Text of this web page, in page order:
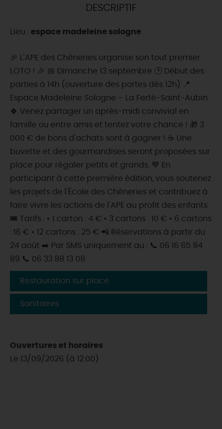
CE WEEK-END
CETTE SEMAINE
DESCRIPTIF
Lieu : espace madeleine sologne
🎉 L'APE des Chêneries organise son tout premier
LOTO ! 🎉 📅 Dimanche 13 septembre 🕑 Début des
parties à 14h (ouverture des portes dès 12h) 📍
Espace Madeleine Sologne – La Ferté-Saint-Aubin
🍀 Venez partager un après-midi convivial en
famille ou entre amis et tentez votre chance ! 🎁 3
000 € de bons d'achats sont à gagner ! ☕ Une
buvette et des gourmandises seront proposées sur
place pour régaler petits et grands. 💙 En
participant à cette première édition, vous soutenez
les projets de l'École des Chêneries et contribuez à
faire vivre les actions de l'APE au profit des enfants.
🎟️ Tarifs : • 1 carton : 4 € • 3 cartons : 10 € • 6 cartons
: 16 € • 12 cartons : 25 € 📲 Réservations à partir du
24 août ➡️ Par SMS uniquement au : 📞 06 16 65 84
89 📞 06 33 88 13 08
Restauration sur place
Sanitaires
Ouvertures et horaires
Le 13/09/2026 (à 12:00)